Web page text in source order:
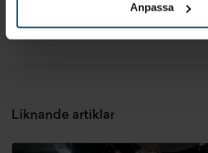
Anpassa
Liknande artiklar